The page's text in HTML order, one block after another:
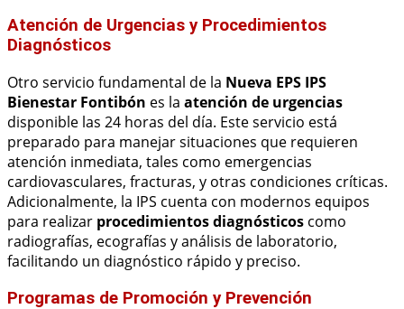
Atención de Urgencias y Procedimientos
Diagnósticos
Otro servicio fundamental de la Nueva EPS IPS
Bienestar Fontibón es la atención de urgencias
disponible las 24 horas del día. Este servicio está
preparado para manejar situaciones que requieren
atención inmediata, tales como emergencias
cardiovasculares, fracturas, y otras condiciones críticas.
Adicionalmente, la IPS cuenta con modernos equipos
para realizar procedimientos diagnósticos como
radiografías, ecografías y análisis de laboratorio,
facilitando un diagnóstico rápido y preciso.
Programas de Promoción y Prevención